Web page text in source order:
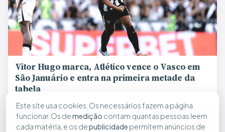
Vitor Hugo marca, Atlético vence o Vasco em
São Januário e entra na primeira metade da
tabela
Este site usa cookies. Os necessários fazem a página
funcionar. Os demedição contam quantas pessoas leem
cada matéria, e os depublicidade permitem anúncios de